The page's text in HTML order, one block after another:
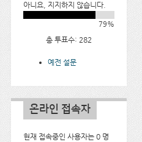
아니요, 지지하지 않습니다.
79%
총 투표수: 282
예전 설문
온라인 접속자
현재 접속중인 사용자는 0 명